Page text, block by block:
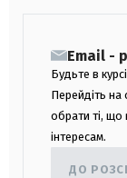
Email -
Будьте в
Перейдіть на
обрати ті, що
інтересам.
ДО